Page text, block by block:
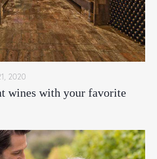
2020
wines with your favorite